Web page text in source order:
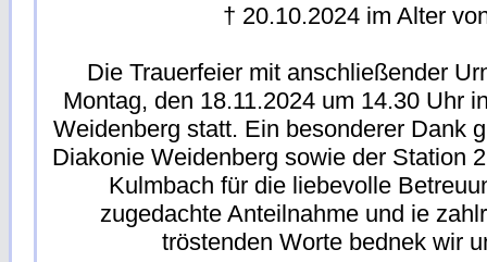
† 20.10.2024 im Alter
Die Trauerfeier mit anschließender
Montag, den 18.11.2024 um 14.30 Uhr
Weidenberg statt. Ein besonderer Dank
Diakonie Weidenberg sowie der Station
Kulmbach für die liebevolle
zugedachte Anteilnahme und ie
tröstenden Worte bednek wir